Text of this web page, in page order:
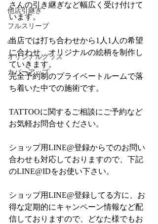
他店引継ぎ
フルスリーブ
aT
オリジナルグッズ
カバーアップ
さんの引き継ぎなど幅広く受け付けて
います。
当店では打ち合わせから1人1人の希望
に合わせ、オリジナルの絵柄を制作し
ていきます。
完全予約制のプライベートルームで落
ち着いた中での施術です。
TATTOOに関するご相談にご予約など
お気軽お問合せください。
ショップ用LINE@登録からでのお問い
合わせも対応しておりますので、下記
のLINE@IDをお使い下さい。
ショップ用LINE@登録してる方に、お
得な定期的にキャンペーン情報など配
信しておりますので、どなた様でもお